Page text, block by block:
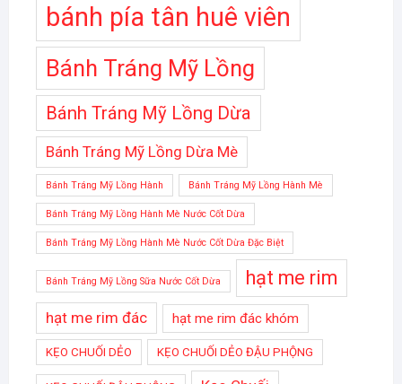
bánh pía tân huê viên
Bánh Tráng Mỹ Lồng
Bánh Tráng Mỹ Lồng Dừa
Bánh Tráng Mỹ Lồng Dừa Mè
Bánh Tráng Mỹ Lồng Hành Bánh Tráng Mỹ Lồng Hành Mè
Bánh Tráng Mỹ Lồng Hành Mè Nước Cốt Dừa
Bánh Tráng Mỹ Lồng Hành Mè Nước Cốt Dừa Đặc Biệt
Bánh Tráng Mỹ Lồng Sữa Nước Cốt Dừa hạt me rim
hạt me rim đác hạt me rim đác khóm
KẸO CHUỐI DẺO KẸO CHUỐI DẺO ĐẬU PHỘNG